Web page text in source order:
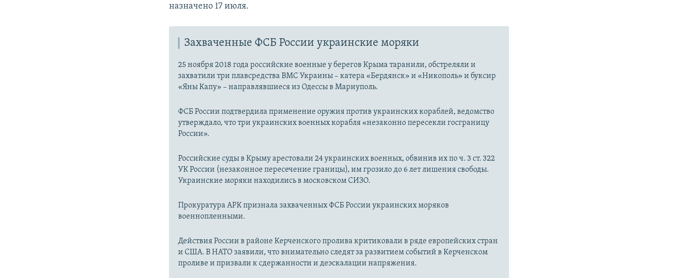
назначено 17 июля.
Захваченные ФСБ России украинские моряки
25 ноября 2018 года российские военные у берегов Крыма таранили, обстреляли и
захватили три плавсредства ВМС Украины – катера «Бердянск» и «Никополь» и буксир
«Яны Капу» – направлявшиеся из Одессы в Мариуполь.
ФСБ России подтвердила применение оружия против украинских кораблей, ведомство
утверждало, что три украинских военных корабля «незаконно пересекли госграницу
России».
Российские суды в Крыму арестовали 24 украинских военных, обвинив их по ч. 3 ст. 322
УК России (незаконное пересечение границы), им грозило до 6 лет лишения свободы.
Украинские моряки находились в московском СИЗО.
Прокуратура АРК признала захваченных ФСБ России украинских моряков
военнопленными.
Действия России в районе Керченского пролива критиковали в ряде европейских стран
и США. В НАТО заявили, что внимательно следят за развитием событий в Керченском
проливе и призвали к сдержанности и деэскалации напряжения.